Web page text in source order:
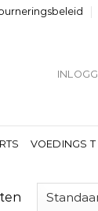
VOEDINGS T